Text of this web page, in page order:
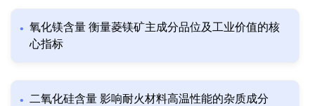
氧化镁含量 衡量菱镁矿主成分品位及工业价值的核
心指标
二氧化硅含量 影响耐火材料高温性能的杂质成分